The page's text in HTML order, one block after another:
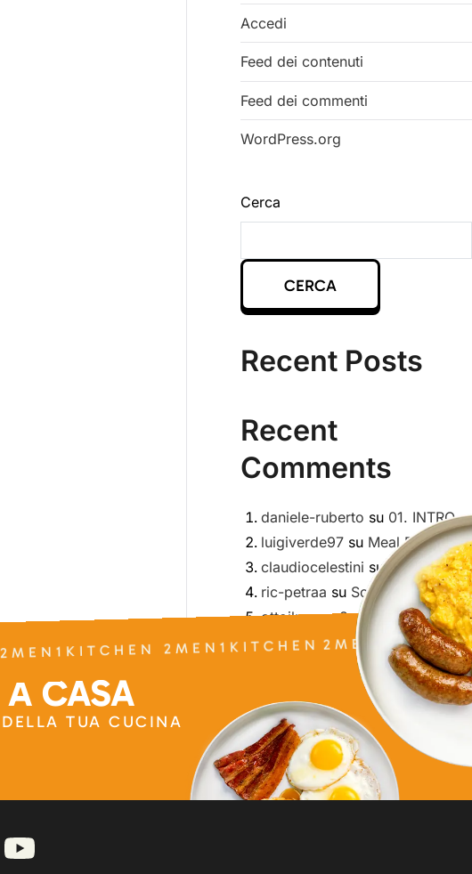
Accedi
Feed dei contenuti
Feed dei commenti
WordPress.org
Cerca
CERCA
Recent Posts
Recent
Comments
daniele-ruberto su 01. INTRO
luigiverde97su Meal Prep
claudiocelestini suMeal Prep
ric-petraa su Scarica ora
ottoilpasser8suScarica ora
2MEN1KITCHEN
CASA
TUA CUCINA